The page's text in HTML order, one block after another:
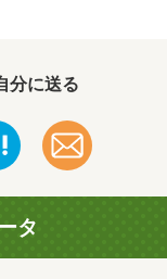
分に送る
タ